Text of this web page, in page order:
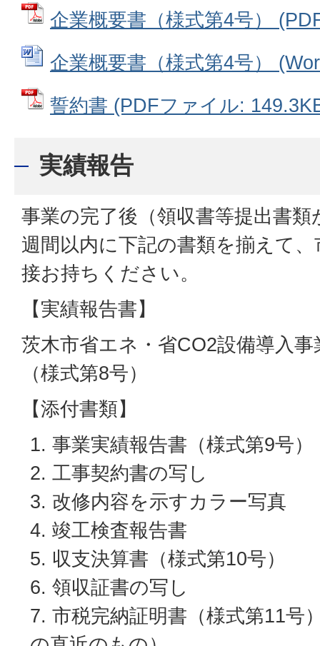
企業概要書（様式第4号）
企業概要書（様式第4号）
誓約書 (PDFファイル:
実績報告
事業の完了後（領収書等提出書
週間以内に下記の書類を揃えて
接お持ちください。
【実績報告書】
茨木市省エネ・省CO2設備導入
（様式第8号）
【添付書類】
事業実績報告書（様式第9号）
工事契約書の写し
改修内容を示すカラー写真
竣工検査報告書
収支決算書（様式第10号）
領収証書の写し
市税完納証明書（様式第11号